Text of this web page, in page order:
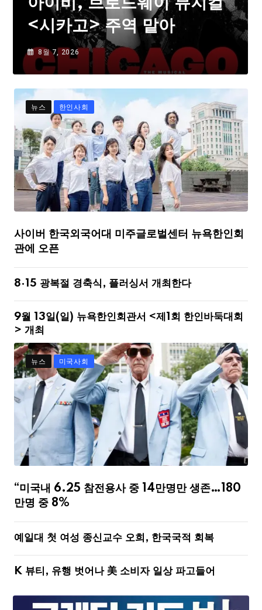
<시카고> 주역 맡아
8월 7, 2026
뉴스 한인사회
사이버 한국외국어대 미주글로벌센터 뉴욕한인회
관에 오픈
8·15 광복절 경축식, 플러싱서 개최한다
9월 13일(일) 뉴욕한인회관서 <제1회 한인바둑대회
> 개최
뉴스 미국사회
“미국내 6.25 참전용사 중 14만명만 생존…180
만명 중 8%
예일대 첫 여성 종신교수 오희, 한국국적 회복
K 뷰티, 유행 벗어나 美 소비자 일상 파고들어